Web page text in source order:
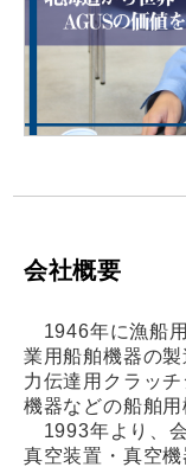
会社概要
1946年に漁船
業用船舶機器の
力伝達用クラッ
機器などの船舶用
1993年より、会
真空装置・真空